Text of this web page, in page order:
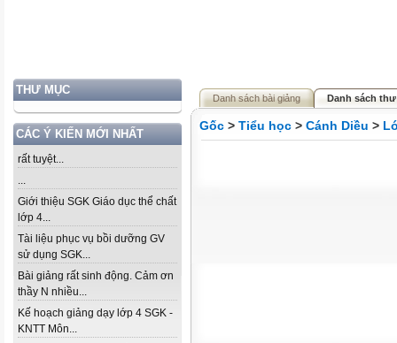
THƯ MỤC
CÁC Ý KIẾN MỚI NHẤT
rất tuyệt...
...
Giới thiệu SGK Giáo dục thể chất
lớp 4...
Tài liệu phục vụ bồi dưỡng GV
sử dụng SGK...
Bài giảng rất sinh động. Cảm ơn
thầy N nhiều...
Kế hoạch giảng dạy lớp 4 SGK -
KNTT Môn...
Danh sách bài giảng Danh sách
Gốc > Tiểu học > Cánh Diều >